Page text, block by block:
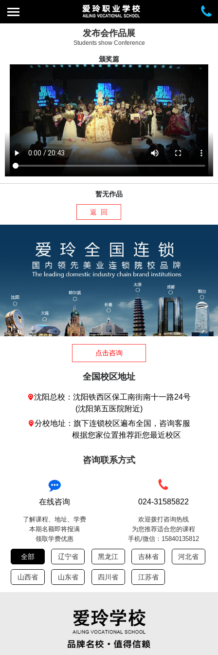
发布会作品展
Students show Conference
颁奖篇
暂无作品
返 回
点击咨询
全国校区地址
沈阳总校：沈阳铁西区保工南街南十一路24号
(沈阳第五医院附近)
分校地址：旗下连锁校区遍布全国，咨询客服
根据您家位置推荐距您最近校区
咨询联系方式
在线咨询
了解课程、地址、学费
本期名额即将报满
领取学费优惠
024-31585822
欢迎拨打咨询热线
为您推荐适合您的课程
手机/微信：15840135812
全部 辽宁省 黑龙江 吉林省 河北省
山西省 山东省 四川省 江苏省